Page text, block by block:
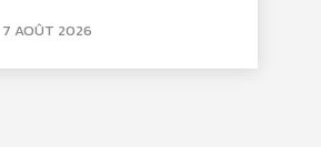
7 AOÛT 2026